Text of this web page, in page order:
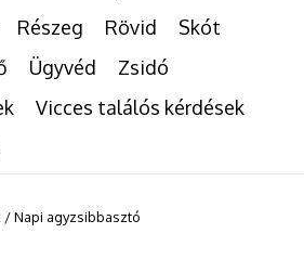
Részeg Rövid
Skót
Ügyvéd
Zsidó
Vicces találós kérdések
/Napi agyzsibbasztó